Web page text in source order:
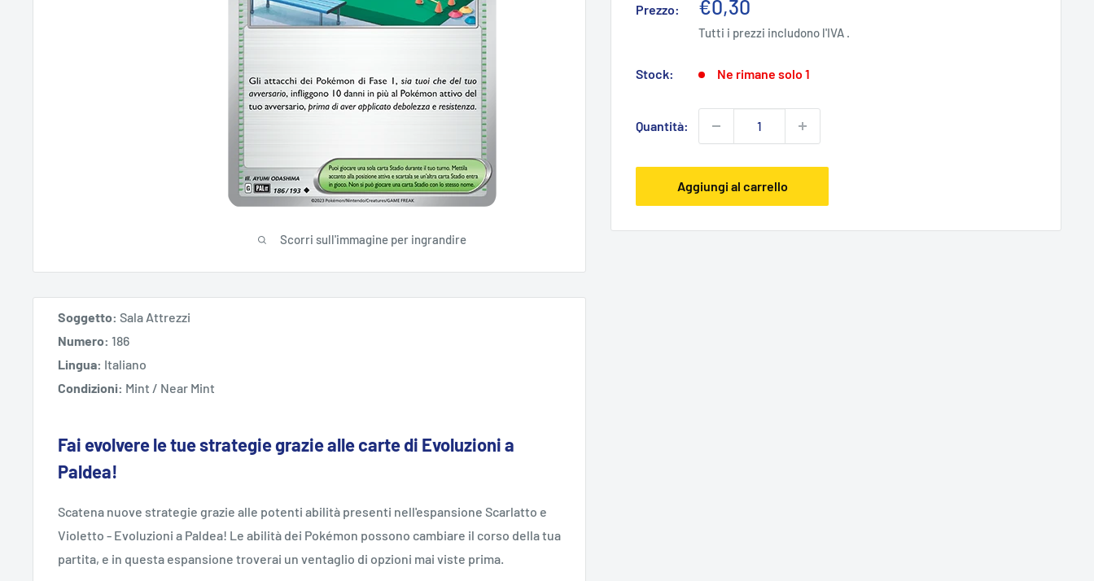
Scorri sull'immagine per ingrandire
Prezzo:
Prezzo
scontato
€0,30
Tutti i prezzi includono l'IVA .
Stock: Ne rimane solo 1
Quantità:
Aggiungi al carrello
Soggetto: Sala Attrezzi
Numero: 186
Lingua: Italiano
Condizioni: Mint / Near Mint
Fai evolvere le tue strategie grazie alle carte di Evoluzioni a
Paldea!
Scatena nuove strategie grazie alle potenti abilità presenti nell'espansione Scarlatto e
Violetto - Evoluzioni a Paldea! Le abilità dei Pokémon possono cambiare il corso della tua
partita, e in questa espansione troverai un ventaglio di opzioni mai viste prima.